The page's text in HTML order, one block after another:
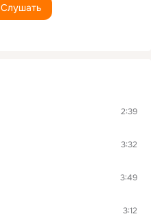
Слушать
2:39
3:32
3:49
3:12